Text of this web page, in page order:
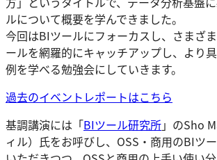
ルについて概要を学んできました。
今回はBIツールにフォーカスし、さまざ
ールを網羅的にキャッチアップし、より
例を学べる勉強会にしていきます。
過去のイベントレポートはこちら
基調講演には「BIツール研究所」のSho
ィル）氏をお呼びし、OSS・商用のBIツ